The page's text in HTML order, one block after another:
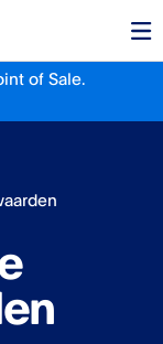
of Sale.